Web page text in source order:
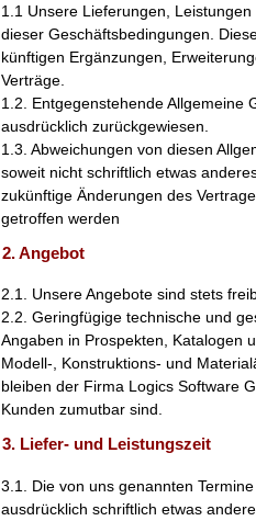
1.1 Unsere Lieferungen,
dieser Geschäftsbedingungen.
künftigen Ergänzungen,
Verträge.
1.2. Entgegenstehende Allgemeine
ausdrücklich zurückgewiesen.
1.3. Abweichungen von diesen
soweit nicht schriftlich etwas
zukünftige Änderungen des
getroffen werden
2. Angebot
2.1. Unsere Angebote sind stets
2.2. Geringfügige technische und
Angaben in Prospekten, Katalogen
Modell-, Konstruktions- und
bleiben der Firma Logics Software
Kunden zumutbar sind.
3. Liefer- und Leistungszeit
3.1. Die von uns genannten
ausdrücklich schriftlich etwas